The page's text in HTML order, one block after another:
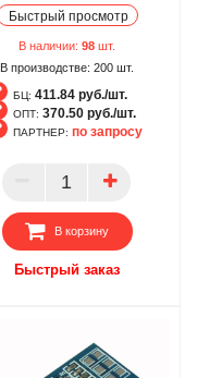
Быстрый просмотр
В наличии: 98 шт.
В производстве: 200 шт.
БЦ: 411.84 руб./шт.
ОПТ: 370.50 руб./шт.
ПАРТНЕР
ПАРТНЕР: по запросу
В корзину
Быстрый заказ